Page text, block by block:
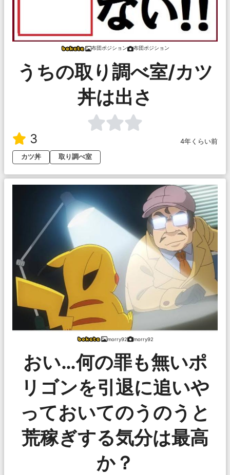
布団ポジション 布団ポジション
うちの取り調べ室/カツ
丼は出さ
3
4年くらい前
カツ丼
取り調べ室
morry92 morry92
おい…何の罪も無いポ
リゴンを引退に追いや
っておいてのうのうと
荒稼ぎする気分は最高
か？